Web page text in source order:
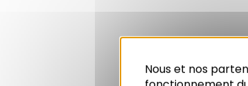
Nous et nos